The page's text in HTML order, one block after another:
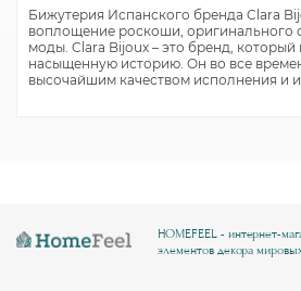
Бижутерия Испанского бренда Clara
воплощение роскоши, оригинального
моды. Clara Bijoux – это бренд, который
насыщенную историю. Он во все
высочайшим качеством исполнения и
HOMEFEEL - интернет-
элементов декора